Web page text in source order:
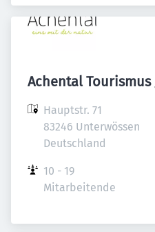
Achental Tourismus
Hauptstr. 71
83246 Unterwössen
Deutschland
10 - 19
Mitarbeitende